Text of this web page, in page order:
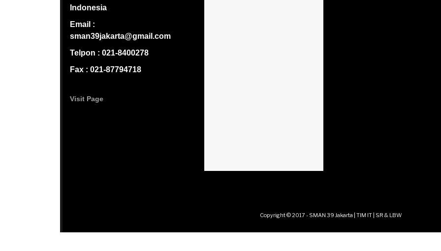
Indonesia
Email :
sman39jakarta@gmail.com
Telpon : 021-8400278
Fax : 021-87794718
Visit Page
Copyright © 2017 - SMAN 39 Jakarta | TIM IT | SR & LBW